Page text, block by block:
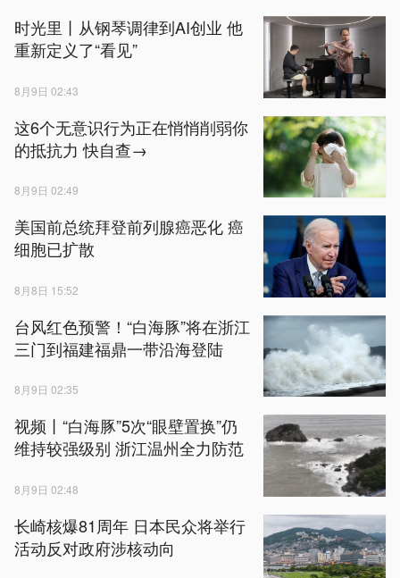
时光里丨从钢琴调律到AI创业 他
重新定义了“看见”
8月9日 02:43
这6个无意识行为正在悄悄削弱你
的抵抗力 快自查→
8月9日 02:49
美国前总统拜登前列腺癌恶化 癌
细胞已扩散
8月8日 15:52
台风红色预警！“白海豚”将在浙江
三门到福建福鼎一带沿海登陆
8月9日 02:35
视频丨“白海豚”5次“眼壁置换”仍
维持较强级别 浙江温州全力防范
8月9日 02:48
长崎核爆81周年 日本民众将举行
活动反对政府涉核动向